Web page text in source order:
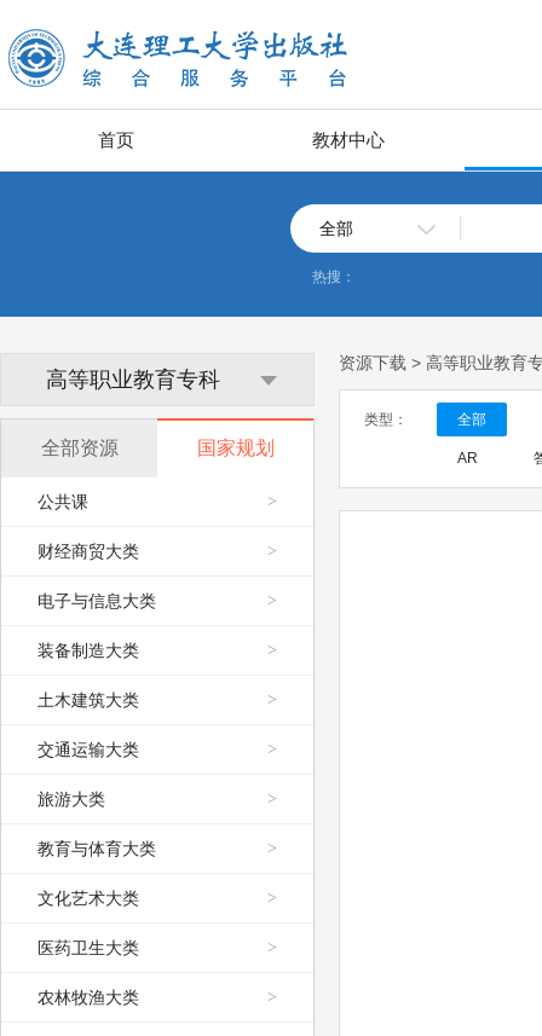
首页 教材中心
全部
热搜：
高等职业教育专科
全部资源 国家规划
公共课 >
财经商贸大类 >
电子与信息大类 >
装备制造大类 >
土木建筑大类 >
交通运输大类 >
旅游大类 >
教育与体育大类 >
文化艺术大类 >
医药卫生大类 >
农林牧渔大类 >
资源下载 > 高等职业教育
类型： 全部
AR